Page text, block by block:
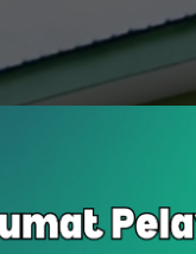
Survey Kepuasan